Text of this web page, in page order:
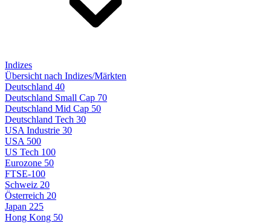
Indizes
Übersicht nach Indizes/Märkten
Deutschland 40
Deutschland Small Cap 70
Deutschland Mid Cap 50
Deutschland Tech 30
USA Industrie 30
USA 500
US Tech 100
Eurozone 50
FTSE-100
Schweiz 20
Österreich 20
Japan 225
Hong Kong 50